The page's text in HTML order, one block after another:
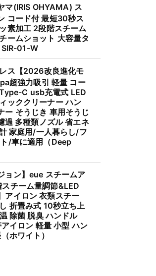
マ(IRIS OHYAMA) ス
コード付 最短30秒ス
素加工 2段階スチーム
ームショット 大容量タ
SIR-01-W
ス【2026改良進化モ
超強力吸引 軽量 コー
C usb充電式 LED
ッククリーナー ハン
ー そうじき 車用そうじ
過 多種類ノズル 省エネ
家庭用/一人暮らし/フ
/車に適用（Deep
ョン】eue スチームア
チーム量調節&LED
アイロン 衣類スチー
折畳み式 10秒立ち上
除菌 脱臭 ハンドル
イロン 軽量 小型 ハン
ホワイト）